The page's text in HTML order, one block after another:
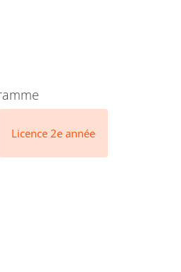
Licence 2e année